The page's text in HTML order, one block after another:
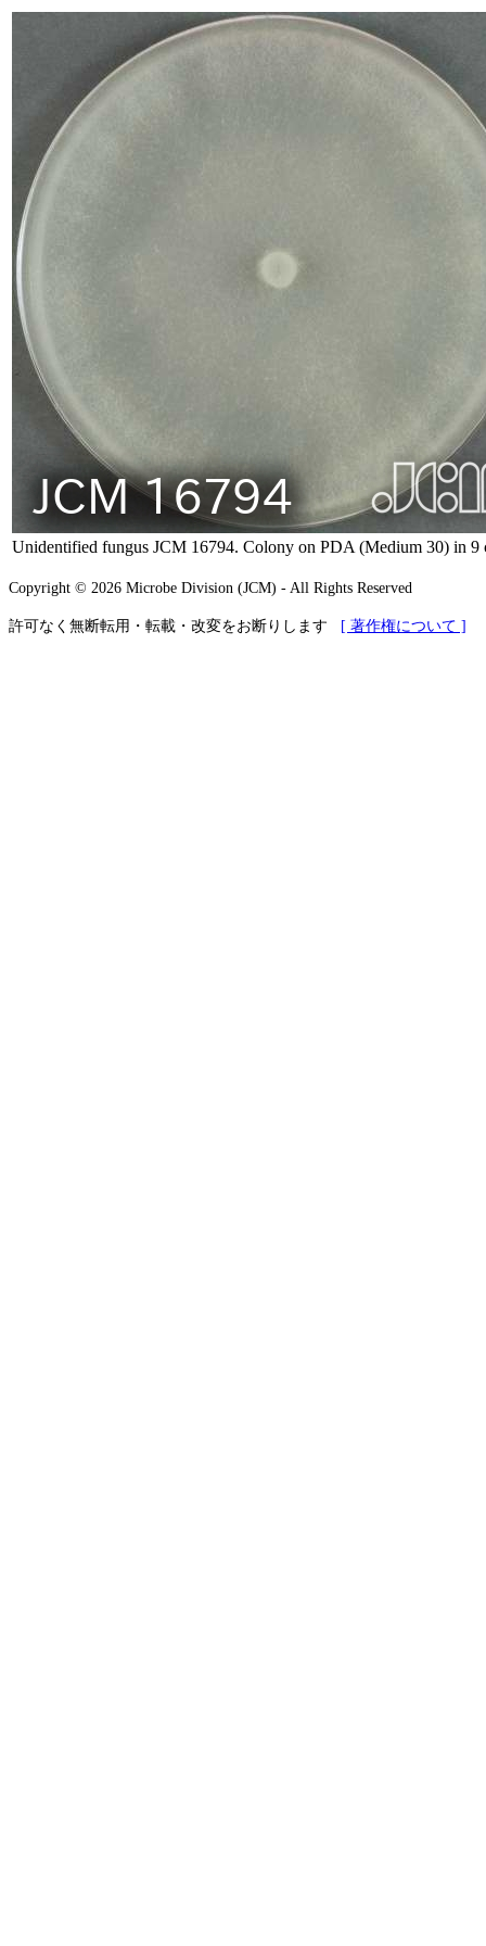
Unidentified fungus JCM 16794. Colony on PDA (Medium 30) in 9
Copyright © 2026 Microbe Division (JCM) - All Rights Reserved
許可なく無断転用・転載・改変をお断りします [ 著作権について ]